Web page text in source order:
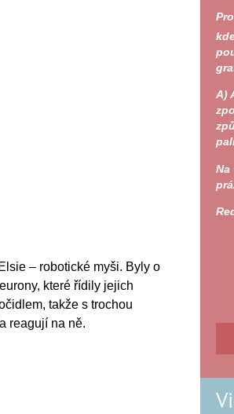
– robotické myši. Byly o
které řídily jejich
takže s trochou
reagují na ně.
A)
Na